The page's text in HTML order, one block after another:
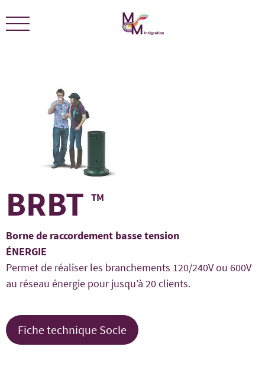
Nous sommes certifiés ÉCOLEADERS -
certificat
BRBT TM
Borne de raccordement basse tension
ÉNERGIE
Permet de réaliser les branchements 120/240V ou 600V
au réseau énergie pour jusqu’à 20 clients.
Fiche technique Socle